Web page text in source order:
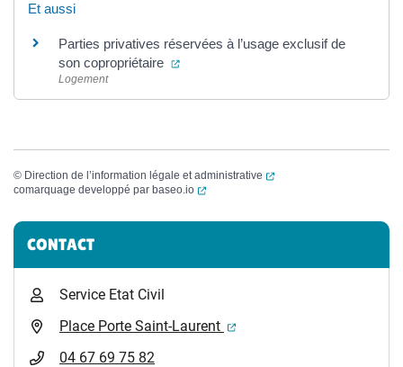
Et aussi
Parties privatives réservées à l’usage exclusif de
son copropriétaire
(ouverture dans un nouvel onglet)
Logement
© Direction de l’information légale et administrative
(ouverture dans un
comarquage developpé par baseo.io (ouverture dans un nouvel onglet)
Informations complémentaires
CONTACT
Service Etat Civil
Place Porte Saint-Laurent
(ouverture dans un
04 67 69 75 82